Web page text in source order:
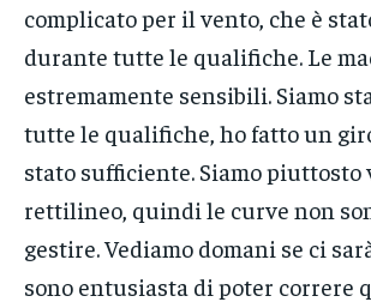
complicato per il vento, che è
durante tutte le qualifiche. Le
estremamente sensibili. Siamo
tutte le qualifiche, ho fatto un
stato sufficiente. Siamo piuttosto
rettilineo, quindi le curve non
gestire. Vediamo domani se ci
sono entusiasta di poter correre